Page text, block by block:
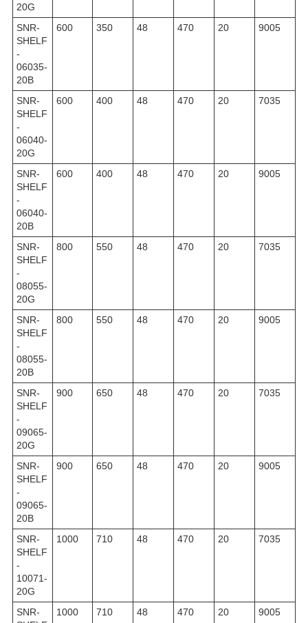
20G
SNR-
SHELF
-
06035-
20B
600 350 48 470 20 9005
SNR-
SHELF
-
06040-
20G
600 400 48 470 20 7035
SNR-
SHELF
-
06040-
20B
600 400 48 470 20 9005
SNR-
SHELF
-
08055-
20G
800 550 48 470 20 7035
SNR-
SHELF
-
08055-
20B
800 550 48 470 20 9005
SNR-
SHELF
-
09065-
20G
900 650 48 470 20 7035
SNR-
SHELF
-
09065-
20B
900 650 48 470 20 9005
SNR-
SHELF
-
10071-
20G
1000 710 48 470 20 7035
SNR-
1000 710 48 470 20 9005